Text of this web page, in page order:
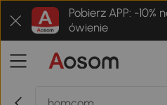
Pobierz APP: -10%
ówienie